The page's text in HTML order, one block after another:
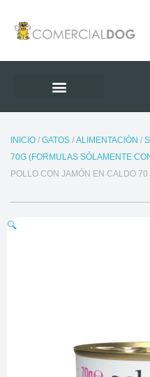
contenido
INICIO/ GATOS/ ALIMENTACIÓN /
70G (FORMULAS SÓLAMENTE
POLLO CON JAMÓN EN CALDO 70
🔍